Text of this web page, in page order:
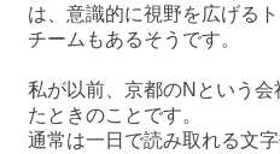
は、意識的に視野を広げる
チームもあるそうです。
私が以前、京都のNという
たときのことです。
通常は一日で読み取れる文